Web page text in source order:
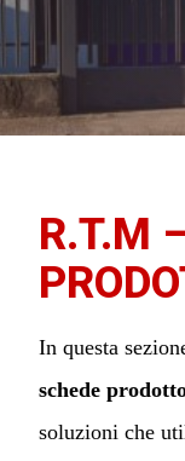
R.T.M
In questa
schede
soluzioni che